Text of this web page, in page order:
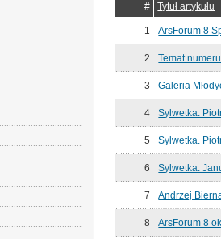
#
Tytuł artykułu
1 ArsForum 8
2 Temat
3 Galeria
4 Sylwetka.
5 Sylwetka.
6 Sylwetka.
7 Andrzej
8 ArsForum 8